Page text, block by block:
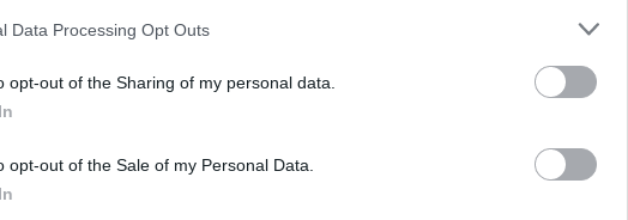
Data Processing Opt Outs
opt-out of the Sharing of my personal data.
opt-out of the Sale of my Personal Data.
nella sezioneLogindal menù del sito o
NECROLOGIE